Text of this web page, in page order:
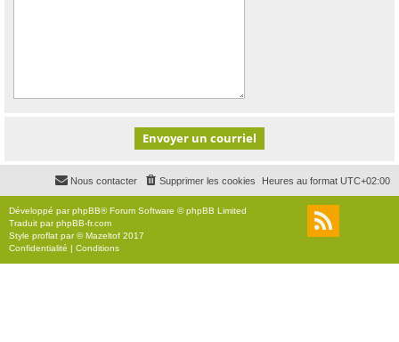
Heures au format UTC+02:00
Supprimer les cookies
Nous contacter
Développé parphpBB® Forum Software © phpBB Limited
Traduit parphpBB-fr.com
Style proflat par ©Mazeltof 2017
Confidentialité | Conditions